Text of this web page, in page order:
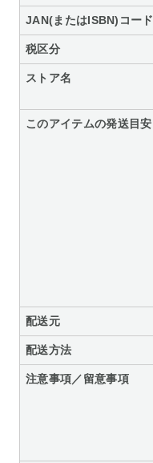
JAN(またはISBN)コード
税区分
ストア名
このアイテムの発送目安
配送元
配送方法
注意事項／留意事項